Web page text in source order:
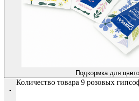
Подкормка для
-
Количество товара 9 розовых